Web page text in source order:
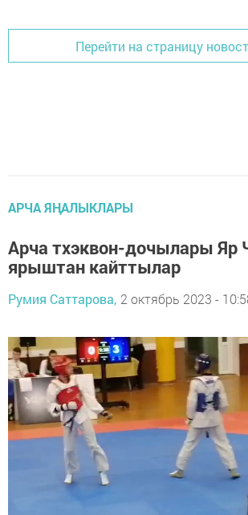
Перейти на страницу
АРЧА ЯҢАЛЫКЛАРЫ
Арча тхэквон-дочылары Яр
ярыштан кайттылар
Румия Саттарова, 2 октябрь 2023 -